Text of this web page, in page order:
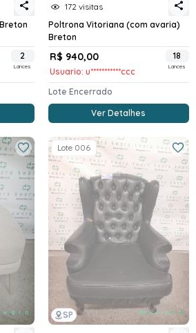
2
Lances
172 visitas
Poltrona Vitoriana (com avaria)
Breton
R$ 940,00
Usuario: u***********ccc
18
Lances
Lote Encerrado
Ver Detalhes
SP
Lote 006